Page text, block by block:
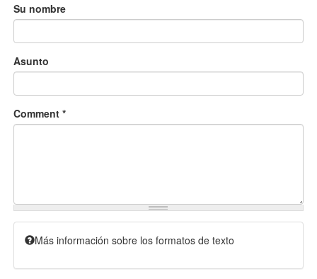
Su nombre
Asunto
Comment *
Más información sobre los formatos de texto